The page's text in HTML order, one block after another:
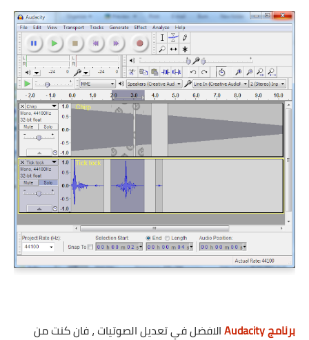
برنامج Audacity الافضل في تعديل الصوتيات ، فان كنت من